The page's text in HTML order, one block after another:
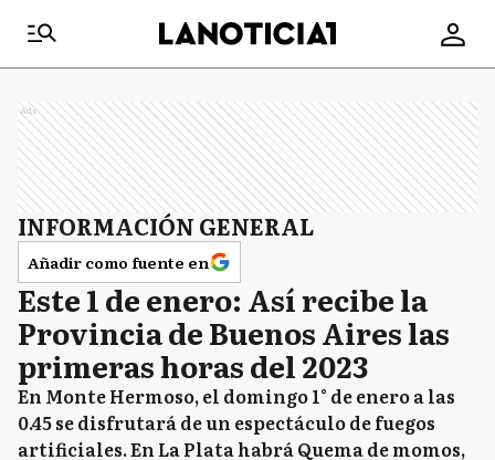
Ads
INFORMACIÓN GENERAL
Añadir como fuente en
Este 1 de enero: Así recibe la
Provincia de Buenos Aires las
primeras horas del 2023
En Monte Hermoso, el domingo 1° de enero a las
0.45 se disfrutará de un espectáculo de fuegos
artificiales. En La Plata habrá Quema de momos,